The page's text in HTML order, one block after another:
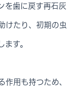
を歯に戻す再石灰
けたり、初期の虫
す。
用も持つため、